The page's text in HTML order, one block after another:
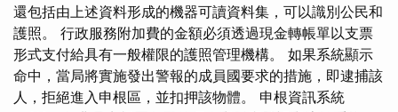
還包括由上述資料形成的機器可讀資料集，可以識別公民和
護照。 行政服務附加費的金額必須透過現金轉帳單以支票
形式支付給具有一般權限的護照管理機構。 如果系統顯示
命中，當局將實施發出警報的成員國要求的措施，即逮捕該
人，拒絕進入申根區，並扣押該物體。 申根資訊系統